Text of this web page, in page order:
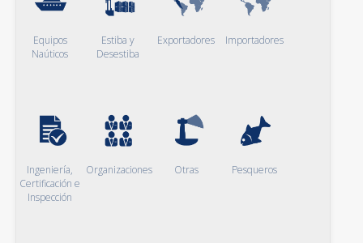
Equipos
Naúticos
Estiba y
Desestiba
Exportadores Importadores
Ingeniería,
Certificación e
Inspección
Organizaciones Otras Pesqueros